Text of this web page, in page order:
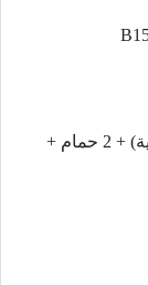
مكونة من 3 غرفة (منهم غرفة نوم رئيسية) + 2 حمام +